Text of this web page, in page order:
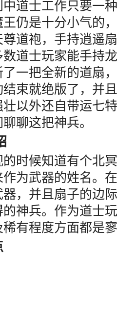
中道士工作只要
仍是十分小气的
道袍，手持逍遥
道士玩家能手持
一把全新的道扇
束就绝版了，并
壮以外还自带运
聊这把神兵。
时候知道有个北
为武器的姓名。
，并且扇子的边
神兵。作为道士
有程度方面都是